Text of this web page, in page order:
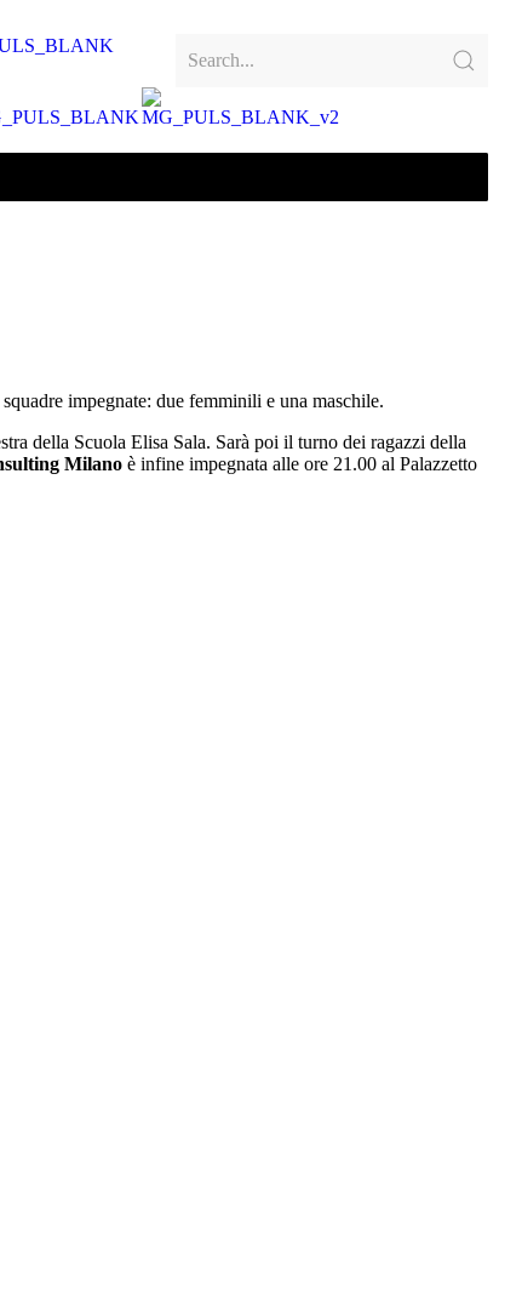
squadre impegnate: due femminili e una maschile.
della Scuola Elisa Sala. Sarà poi il turno dei ragazzi della
Milano è infine impegnata alle ore 21.00 al Palazzetto